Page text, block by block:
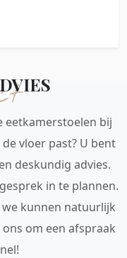
eetkamerstoelen bij
vloer past? U bent
deskundig advies.
in te plannen.
kunnen natuurlijk
om een afspraak